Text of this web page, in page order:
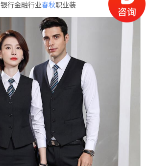
银行金融行业春秋职业装